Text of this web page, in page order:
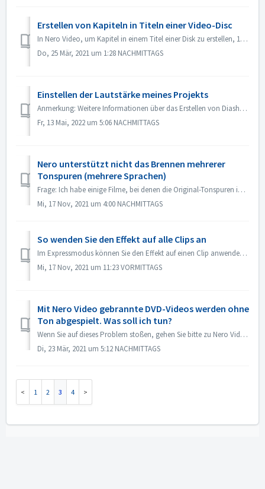
Erstellen von Kapiteln in Titeln einer Video-Disc
In Nero Video, um Kapitel in einem Titel einer Disk zu erstellen, 1. Wählen Sie im Bildschirm Inhalt den Titel aus. 2. Bewegen Sie unter der Vorschau des Ti...
Do, 25 Mär, 2021 um 1:28 NACHMITTAGS
Einstellen der Lautstärke meines Projekts
Anmerkung: Weitere Informationen über das Erstellen von Diashows mit Musik finden Sie unter folgendem Link: Erstellen von Diashows mit Musik In der erweite...
Fr, 13 Mai, 2022 um 5:06 NACHMITTAGS
Nero unterstützt nicht das Brennen mehrerer
Tonspuren (mehrere Sprachen)
Frage: Ich habe einige Filme, bei denen die Original-Tonspuren in 2 Sprachen enthalten sind (Deutsch und Englisch）. Ich schaffe es aber nicht, die 2. Tonspu...
Mi, 17 Nov, 2021 um 4:00 NACHMITTAGS
So wenden Sie den Effekt auf alle Clips an
Im Expressmodus können Sie den Effekt auf einen Clip anwenden, dann öffnen Sie die "Express-Effektsteuerung" und aktivieren "Auf alle Clips o...
Mi, 17 Nov, 2021 um 11:23 VORMITTAGS
Mit Nero Video gebrannte DVD-Videos werden ohne
Ton abgespielt. Was soll ich tun?
Wenn Sie auf dieses Problem stoßen, gehen Sie bitte zu Nero Video und sehen Sie sich Ihr Quellprojekt an. Vergewissern Sie sich vor dem Brennen, dass der To...
Di, 23 Mär, 2021 um 5:12 NACHMITTAGS
1 2 3 4